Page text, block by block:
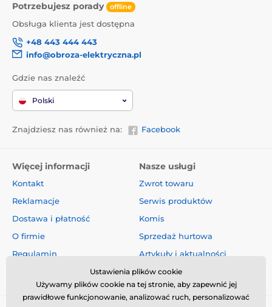
Potrzebujesz porady offline
Obsługa klienta jest dostępna
+48 443 444 443
info@obroza-elektryczna.pl
Gdzie nas znaleźć
Polski
Znajdziesz nas również na: Facebook
Więcej informacji
Kontakt
Reklamacje
Dostawa i płatność
O firmie
Regulamin
Nasze usługi
Zwrot towaru
Serwis produktów
Komis
Sprzedaż hurtowa
Artykuły i aktualności
Oceny i recenzje
Ustawienia plików cookie
Używamy plików cookie na tej stronie, aby zapewnić jej
prawidłowe funkcjonowanie, analizować ruch, personalizować